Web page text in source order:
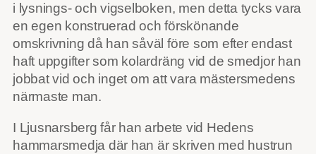
i lysnings- och vigselboken, men detta tycks vara
en egen konstruerad och förskönande
omskrivning då han såväl före som efter endast
haft uppgifter som kolardräng vid de smedjor han
jobbat vid och inget om att vara mästersmedens
närmaste man.
I Ljusnarsberg får han arbete vid Hedens
hammarsmedja där han är skriven med hustrun